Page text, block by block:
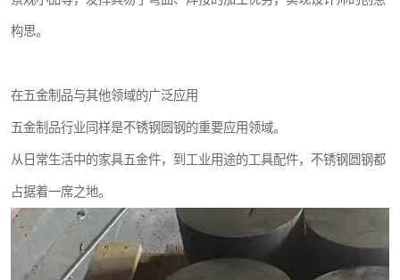
构思。
在五金制品与其他领域的广泛应用
五金制品行业同样是不锈钢圆钢的重要应用领域。
从日常生活中的家具五金件，到工业用途的工具配件，不锈钢圆钢都
占据着一席之地。